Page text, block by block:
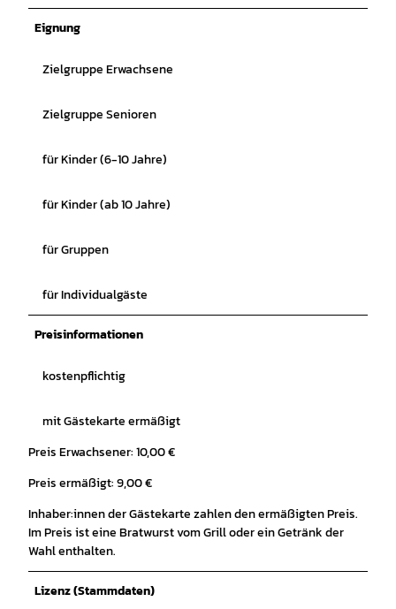
Eignung
Zielgruppe Erwachsene
Zielgruppe Senioren
für Kinder (6-10 Jahre)
für Kinder (ab 10 Jahre)
für Gruppen
für Individualgäste
Preisinformationen
kostenpflichtig
mit Gästekarte ermäßigt
Preis Erwachsener: 10,00 €
Preis ermäßigt: 9,00 €
Inhaber:innen der Gästekarte zahlen den ermäßigten Preis.
Im Preis ist eine Bratwurst vom Grill oder ein Getränk der
Wahl enthalten.
Lizenz (Stammdaten)